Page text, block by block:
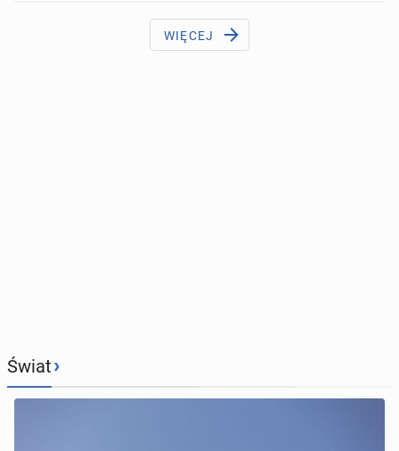
WIĘCEJ
Świat›